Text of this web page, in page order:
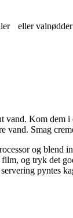
eller valnødder
vand. Kom dem
vand. Smag
og blend
og tryk det
pyntes